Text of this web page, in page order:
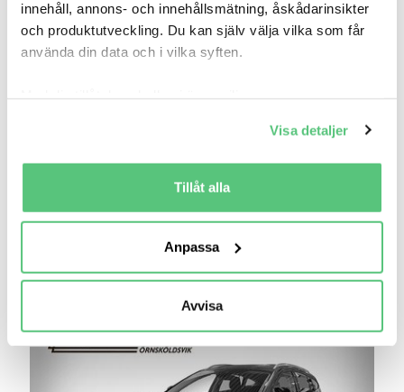
innehåll, annons- och innehållsmätning, åskådarinsikter
och produktutveckling. Du kan själv välja vilka som får
använda din data och i vilka syften.
som kan ha en noggrannhet på upp till flera meter
Identifiera din enhet genom att aktivt skanna den
för specifika kännetecken (fingeravtryck)
Ta reda på mer om hur dina personliga uppgifter
Du kan ändra eller dra tillbaka ditt samtycke när som
helst från cookie-förklaringen.
en säker - och trygg marknadsplats och för att kunna ge
dig relevanta tips, nyheter och anpassad reklam. Genom
Visa detaljer
Tillåt alla
Anpassa
Avvisa
18 maj 12:05
So..
Drivmedel:
Räkna på försäkring
Jämför Se bil